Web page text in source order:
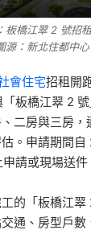
板橋江翠 2 號招
源：新北住都中心
會住宅招租開
「板橋江翠 2
二房與三房
。申請期間
請或現場送件
的「板橋江
通、房型戶